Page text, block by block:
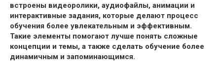
встроены видеоролики, аудиофайлы, анимации и
интерактивные задания, которые делают процесс
обучения более увлекательным и эффективным.
Такие элементы помогают лучше понять сложные
концепции и темы, а также сделать обучение более
динамичным и запоминающимся.